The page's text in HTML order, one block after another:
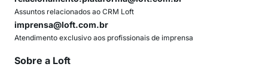
Assuntos relacionados ao CRM Loft
imprensa@loft.com.br
Atendimento exclusivo aos profissionais de imprensa
Sobre a Loft